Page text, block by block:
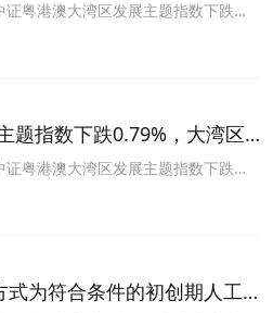
超越基准年化收益达3.22%
粤港澳大湾区发展主题指数下跌
题指数下跌0.79%，大湾区
超越基准年化收益达3.22%
粤港澳大湾区发展主题指数下跌
式为符合条件的初创期人工